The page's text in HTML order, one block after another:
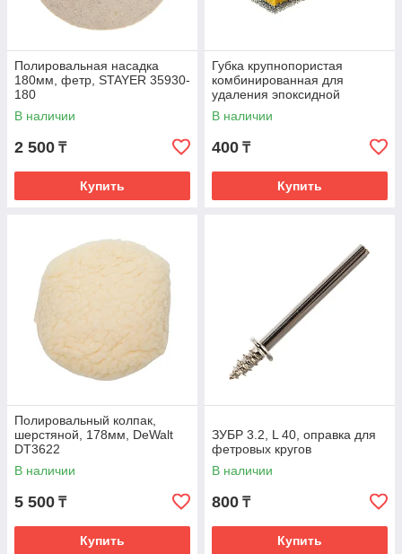
Полировальная насадка
180мм, фетр, STAYER 35930-
180
В наличии
2 500 ₸
Купить
Губка крупнопористая
комбинированная для
удаления эпоксидной
затирки 160х95х60мм,
Сибртех 86840
В наличии
400 ₸
Купить
Полировальный колпак,
шерстяной, 178мм, DeWalt
DT3622
В наличии
5 500 ₸
Купить
ЗУБР 3.2, L 40, оправка для
фетровых кругов
В наличии
800 ₸
Купить